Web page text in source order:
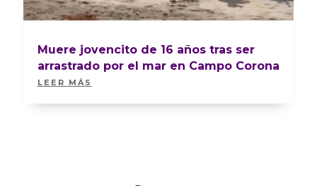
Muere jovencito de 16 años tras ser
arrastrado por el mar en Campo Corona
LEER MÁS